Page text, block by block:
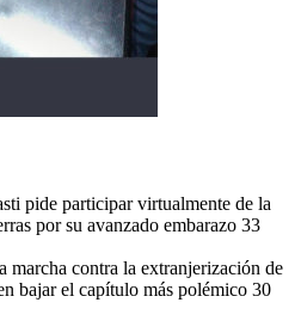
pide participar virtualmente de la
por su avanzado embarazo 33
marcha contra la extranjerización de
bajar el capítulo más polémico 30